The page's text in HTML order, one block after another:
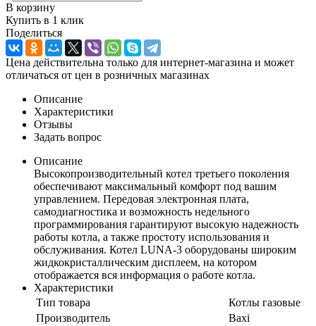
В корзину
Купить в 1 клик
Поделиться
Цена действительна только для интернет-магазина и может
отличаться от цен в розничных магазинах
Описание
Характеристики
Отзывы
Задать вопрос
Описание
Высокопроизводительный котел третьего поколения
обеспечивают максимальный комфорт под вашим
управлением. Передовая электронная плата,
самодиагностика и возможность недельного
программирования гарантируют высокую надежность
работы котла, а также простоту использования и
обслуживания. Котел LUNA-3 оборудованы широким
жидкокристаллическим дисплеем, на котором
отображается вся информация о работе котла.
Характеристики
Тип товара
Котлы газовые
Производитель
Baxi